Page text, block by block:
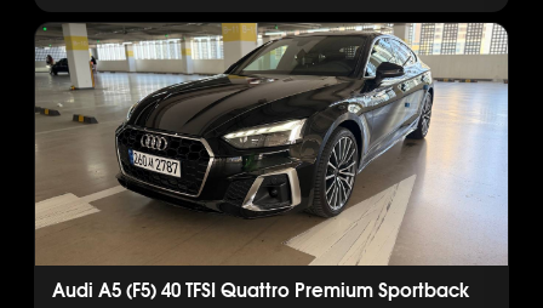
Audi A5 (F5) 40 TFSI Quattro Premium Sportback